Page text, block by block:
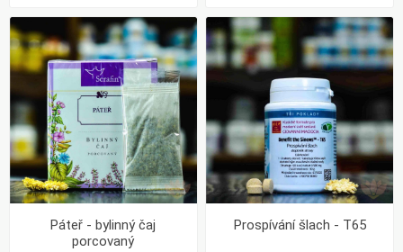
Páteř - bylinný čaj
porcovaný
Prospívání šlach - T65